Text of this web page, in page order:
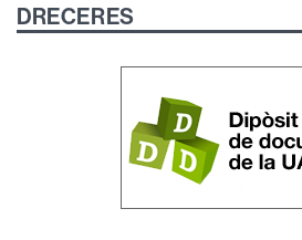
DRECERES